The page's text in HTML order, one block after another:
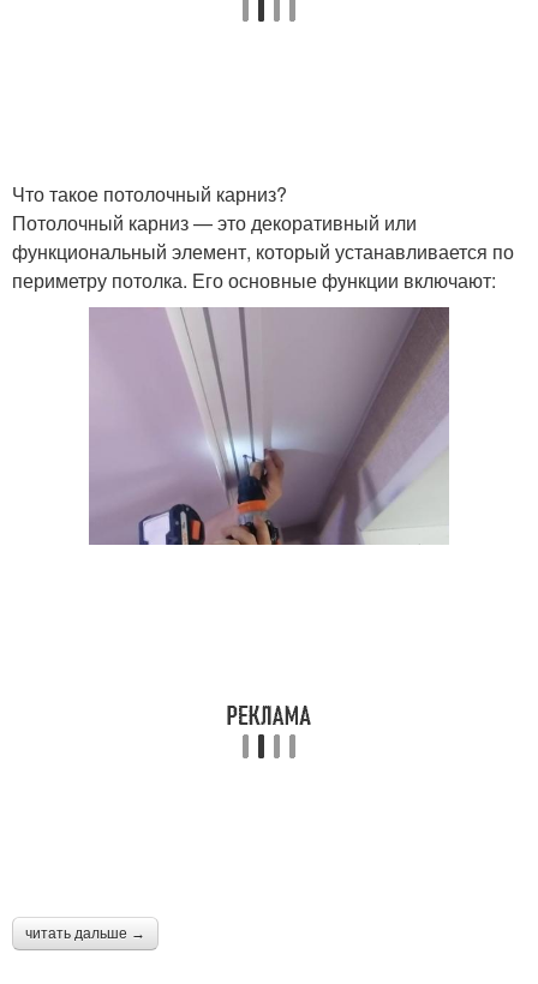
Что такое потолочный карниз?
Потолочный карниз — это декоративный или
функциональный элемент, который устанавливается по
периметру потолка. Его основные функции включают:
читать дальше →